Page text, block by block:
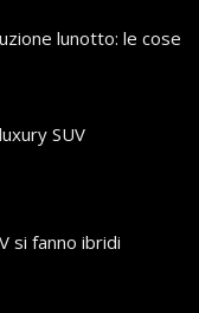
lunotto: le cose
SUV
si fanno ibridi